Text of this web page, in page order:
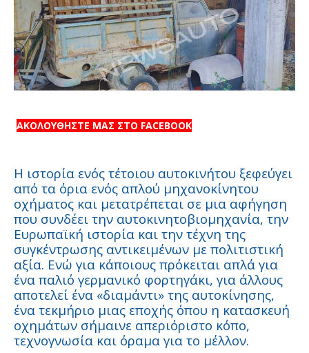
ΑΚΟΛΟΥΘΗΣΤΕ ΜΑΣ ΣΤΟ FACEBOOK
Η ιστορία ενός τέτοιου αυτοκινήτου ξεφεύγει
από τα όρια ενός απλού μηχανοκίνητου
οχήματος και μετατρέπεται σε μια αφήγηση
που συνδέει την αυτοκινητοβιομηχανία, την
Ευρωπαϊκή ιστορία και την τέχνη της
συγκέντρωσης αντικειμένων με πολιτιστική
αξία. Ενώ για κάποιους πρόκειται απλά για
ένα παλιό γερμανικό φορτηγάκι, για άλλους
αποτελεί ένα «διαμάντι» της αυτοκίνησης,
ένα τεκμήριο μιας εποχής όπου η κατασκευή
οχημάτων σήμαινε απεριόριστο κόπο,
τεχνογνωσία και όραμα για το μέλλον.